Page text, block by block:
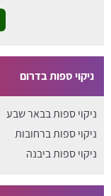
ניקוי ספות בדרום
ניקוי ספות בבאר שבע
ניקוי ספות ברחובות
ניקוי ספות ביבנה